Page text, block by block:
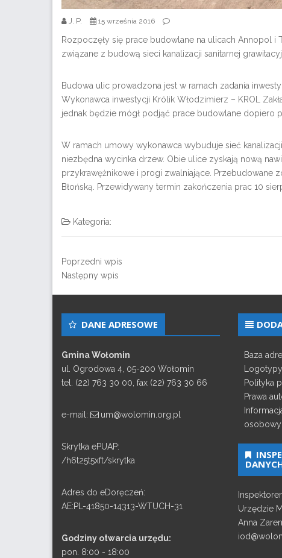
J. P. 15 września 2016
Rozpoczęły się prace budowlane na ulicach Annopol
związane z budową sieci kanalizacji sanitarnej
Budowa ulic prowadzona jest w ramach zadania
Wykonawca inwestycji Królik Włodzimierz – KROL
jednak będzie mógł podjąć prace budowlane dopiero
W ramach umowy wykonawca wybuduje sieć
niezbędna wycinka drzew. Obie ulice zyskają nową
przykrawężnikowe i progi zwalniające. Przebudowane
Błońską. Przewidywany termin zakończenia prac 10
Kategoria:
Poprzedni wpis
Następny wpis
DANE ADRESOWE
Gmina Wołomin
ul. Ogrodowa 4, 05-200 Wołomin
tel. (22) 763 30 00, fax (22) 763 30 66
e-mail: um@wolomin.org.pl
Skrytka ePUAP:
/h6t25t5xft/skrytka
Adres do eDoręczeń:
AE:PL-41850-14313-WTUCH-31
Godziny otwarcia urzędu:
pon. 8:00 - 18:00
Baza
Logotypy
Polityka
Prawa
Urzędzie
Anna